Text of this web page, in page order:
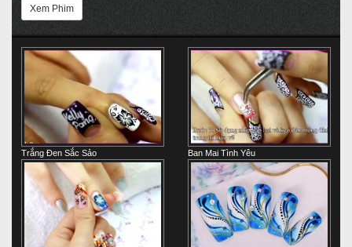
Xem Phim
Trắng Đen Sắc Sảo Ban Mai Tình Yêu